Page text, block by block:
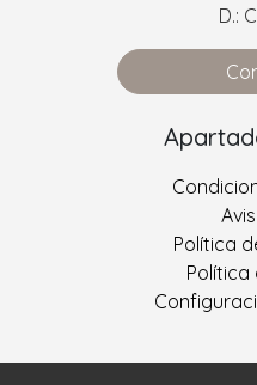
D.:
Política
Política